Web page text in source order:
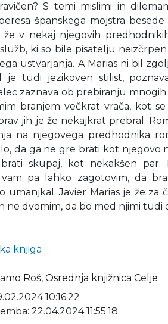
S temi mislimi in
španskega mojstra besede
že v nekaj njegovih
ki so bile pisatelju
ustvarjanja. A Marias ni bil
je tudi jezikoven stilist,
zaznava ob prebiranju
branjem večkrat vrača, kot
jih je že nekajkrat prebral.
na njegovega predhodnika
da ga ne gre brati kot njegovo
skupaj, kot nekakšen par.
pa lahko zagotovim, da
umanjkal. Javier Marias je že za
ne dvomim, da bo med njimi tudi
knjiga
Roš,Osrednja knjižnica Celje
10:16:22
22.04.2024 11:55:18